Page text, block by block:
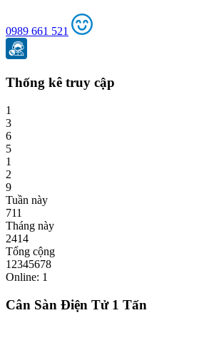
0989 661 521
Thống kê truy cập
1
3
6
5
1
2
9
Tuần này
711
Tháng này
2414
Tổng cộng
12345678
Online: 1
Cân Sàn Điện Tử 1 Tấn